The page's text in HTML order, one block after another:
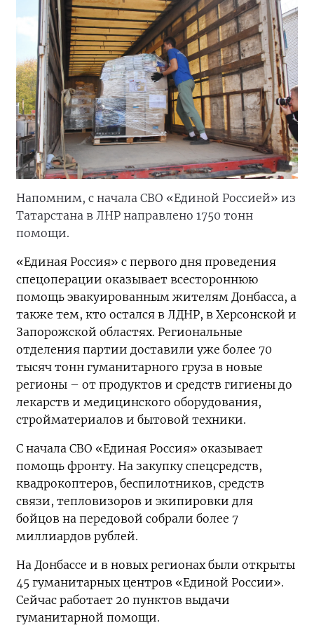
Напомним, с начала СВО «Единой Россией» из
Татарстана в ЛНР направлено 1750 тонн
помощи.
«Единая Россия» с первого дня проведения
спецоперации оказывает всестороннюю
помощь эвакуированным жителям Донбасса, а
также тем, кто остался в ЛДНР, в Херсонской и
Запорожской областях. Региональные
отделения партии доставили уже более 70
тысяч тонн гуманитарного груза в новые
регионы – от продуктов и средств гигиены до
лекарств и медицинского оборудования,
стройматериалов и бытовой техники.
С начала СВО «Единая Россия» оказывает
помощь фронту. На закупку спецсредств,
квадрокоптеров, беспилотников, средств
связи, тепловизоров и экипировки для
бойцов на передовой собрали более 7
миллиардов рублей.
На Донбассе и в новых регионах были открыты
45 гуманитарных центров «Единой России».
Сейчас работает 20 пунктов выдачи
гуманитарной помощи.